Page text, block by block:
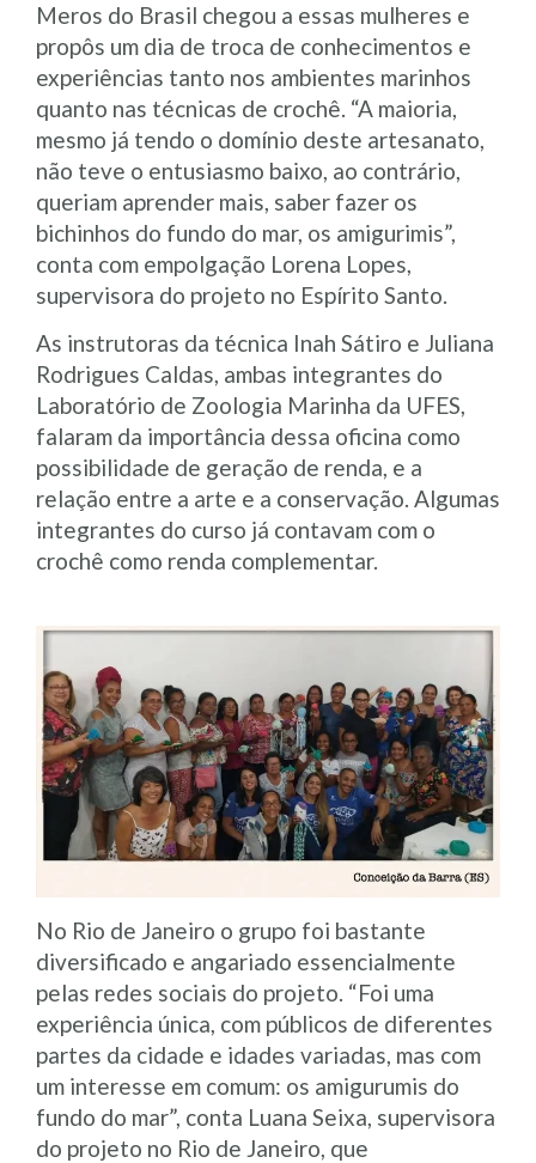
Meros do Brasil chegou a essas mulheres e
propôs um dia de troca de conhecimentos e
experiências tanto nos ambientes marinhos
quanto nas técnicas de crochê. “A maioria,
mesmo já tendo o domínio deste artesanato,
não teve o entusiasmo baixo, ao contrário,
queriam aprender mais, saber fazer os
bichinhos do fundo do mar, os amigurimis”,
conta com empolgação Lorena Lopes,
supervisora do projeto no Espírito Santo.
As instrutoras da técnica Inah Sátiro e Juliana
Rodrigues Caldas, ambas integrantes do
Laboratório de Zoologia Marinha da UFES,
falaram da importância dessa oficina como
possibilidade de geração de renda, e a
relação entre a arte e a conservação. Algumas
integrantes do curso já contavam com o
crochê como renda complementar.
No Rio de Janeiro o grupo foi bastante
diversificado e angariado essencialmente
pelas redes sociais do projeto. “Foi uma
experiência única, com públicos de diferentes
partes da cidade e idades variadas, mas com
um interesse em comum: os amigurumis do
fundo do mar”, conta Luana Seixa, supervisora
do projeto no Rio de Janeiro, que